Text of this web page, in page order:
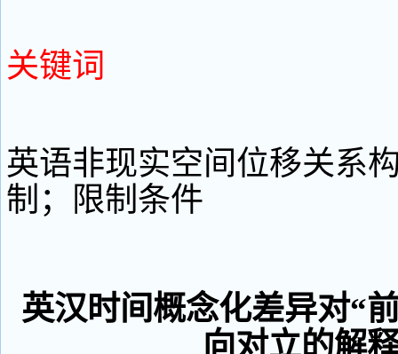
关键词
英语非现实空间位移关系
制；限制条件
英汉时间概念化差异对“
向对立的解